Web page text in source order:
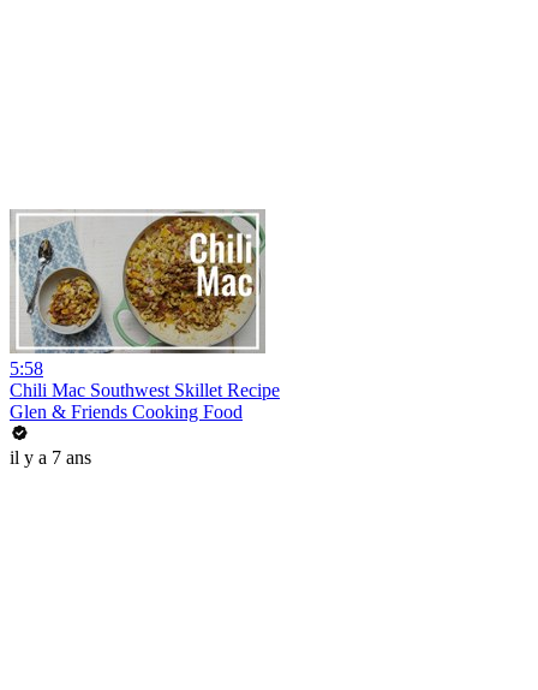
5:58
Chili Mac Southwest Skillet Recipe
Glen & Friends Cooking Food
il y a 7 ans